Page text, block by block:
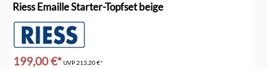
Riess Emaille Starter-Topfset beige
199,00 €*UVP213,20 €*